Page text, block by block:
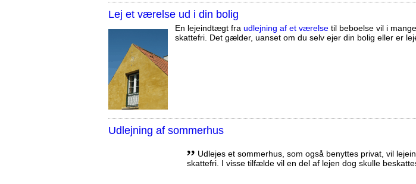
Lej et værelse ud i din bolig
En lejeindtægt fra udlejning af et værelse til beboelse vil i
skattefri. Det gælder, uanset om du selv ejer din bolig eller er
Udlejning af sommerhus
,, Udlejes et sommerhus, som også benyttes privat, vil
skattefri. I visse tilfælde vil en del af lejen dog skulle